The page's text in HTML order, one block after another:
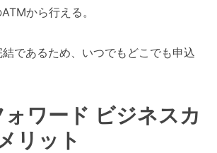
から行える。
であるため、いつでもどこでも申込
ワード ビジネスカ
リット